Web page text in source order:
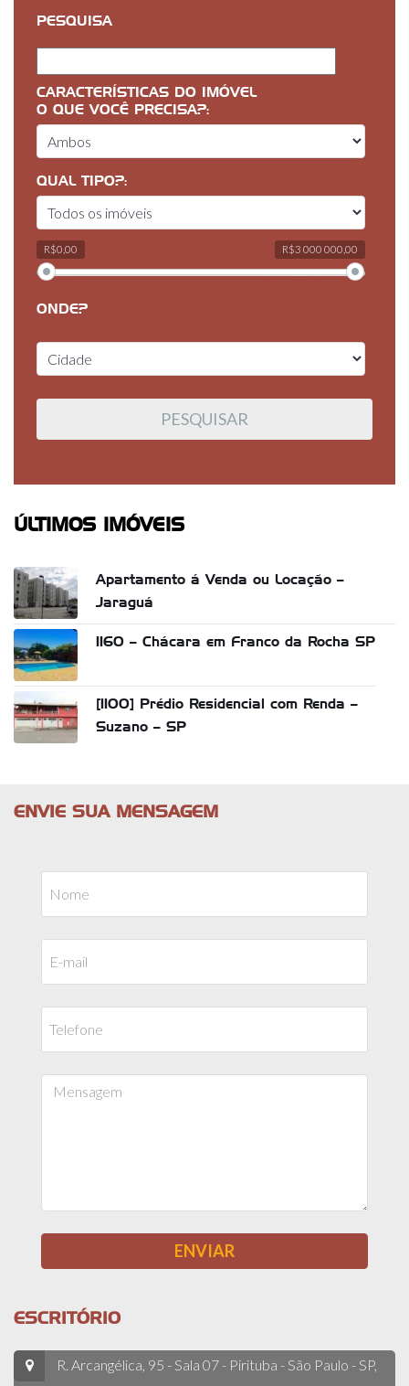
PESQUISA
CARACTERÍSTICAS DO IMÓVEL
O QUE VOCÊ PRECISA?:
QUAL TIPO?:
R$0,00 R$3 000 000,00
ONDE?
ÚLTIMOS IMÓVEIS
Apartamento á Venda ou Locação –
Jaraguá
1160 – Chácara em Franco da Rocha SP
[1100] Prédio Residencial com Renda –
Suzano – SP
ENVIE SUA MENSAGEM
ESCRITÓRIO
R. Arcangélica, 95 - Sala 07 - Pirituba - São Paulo - SP,